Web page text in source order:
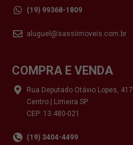
(19) 99368-1809
aluguel@sassiimoveis.com.br
COMPRA E VENDA
Rua Deputado Otávio Lopes, 417
Centro | Limeira SP
CEP: 13.480-021
(19) 3404-4499